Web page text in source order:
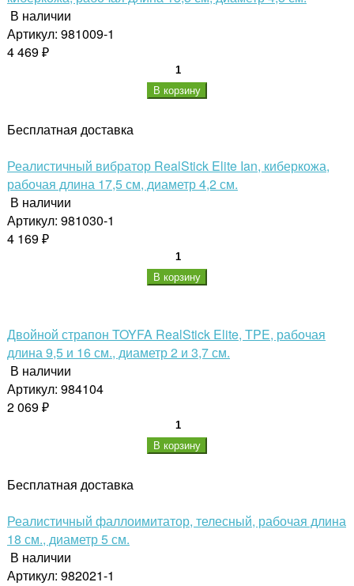
В наличии
Артикул: 981009-1
4 469 ₽
В корзину
Бесплатная доставка
Реалистичный вибратор RealStick Elite Ian, киберкожа,
рабочая длина 17,5 см, диаметр 4,2 см.
В наличии
Артикул: 981030-1
4 169 ₽
В корзину
Двойной страпон TOYFA RealStick Elite, TPE, рабочая
длина 9,5 и 16 см., диаметр 2 и 3,7 см.
В наличии
Артикул: 984104
2 069 ₽
В корзину
Бесплатная доставка
Реалистичный фаллоимитатор, телесный, рабочая длина
18 см., диаметр 5 см.
В наличии
Артикул: 982021-1